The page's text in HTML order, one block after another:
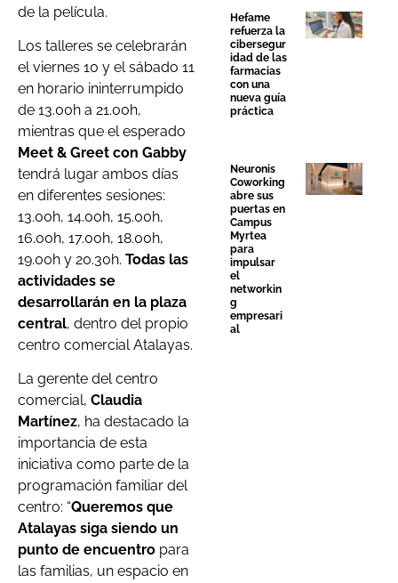
de la película.
Los talleres se celebrarán
el viernes 10 y el sábado 11
en horario ininterrumpido
de 13.00h a 21.00h,
mientras que el esperado
Meet & Greet con Gabby
tendrá lugar ambos días
en diferentes sesiones:
13.00h, 14.00h, 15.00h,
16.00h, 17.00h, 18.00h,
19.00h y 20.30h. Todas las
actividades se
desarrollarán en la plaza
central, dentro del propio
centro comercial Atalayas.
La gerente del centro
comercial, Claudia
Martínez, ha destacado la
importancia de esta
iniciativa como parte de la
programación familiar del
centro: “Queremos que
Atalayas siga siendo un
punto de encuentro para
las familias, un espacio en
Hefame
refuerza la
cibersegur
idad de las
farmacias
con una
nueva guía
práctica
Neuronis
Coworking
abre sus
puertas en
Campus
Myrtea
para
impulsar
el
networkin
g
empresari
al